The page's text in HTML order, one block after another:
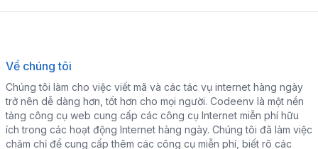
Về chúng tôi
Chúng tôi làm cho việc viết mã và các tác vụ internet hàng ngày
trở nên dễ dàng hơn, tốt hơn cho mọi người. Codeenv là một nền
tảng công cụ web cung cấp các công cụ Internet miễn phí hữu
ích trong các hoạt động Internet hàng ngày. Chúng tôi đã làm việc
chăm chỉ để cung cấp thêm các công cụ miễn phí, biết rõ các